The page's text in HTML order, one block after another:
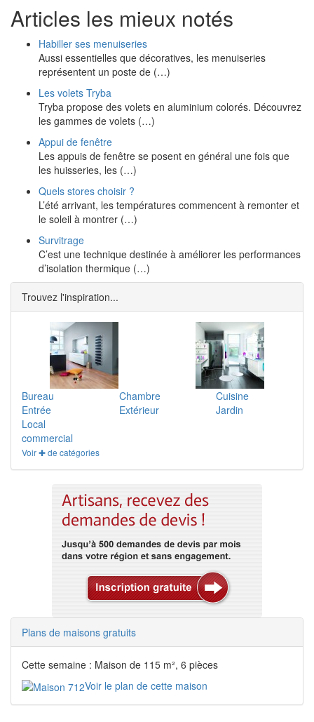
Articles les mieux notés
Habiller ses menuiseries
Aussi essentielles que décoratives, les menuiseries
représentent un poste de (…)
Les volets Tryba
Tryba propose des volets en aluminium colorés. Découvrez
les gammes de volets (…)
Appui de fenêtre
Les appuis de fenêtre se posent en général une fois que
les huisseries, les (…)
Quels stores choisir ?
L’été arrivant, les températures commencent à remonter et
le soleil à montrer (…)
Survitrage
C’est une technique destinée à améliorer les performances
d’isolation thermique (…)
Trouvez l'inspiration...
Bureau Chambre
Cuisine
Entrée
Extérieur
Jardin
Local
commercial
Voir ✚ de catégories
Plans de maisons gratuits
Cette semaine : Maison de 115 m², 6 pièces
Voir le plan de cette maison